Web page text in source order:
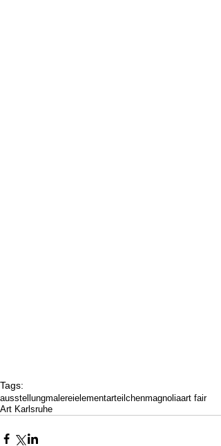
Tags:
ausstellungmalereielementarteilchenmagnoliaart fair
Art Karlsruhe